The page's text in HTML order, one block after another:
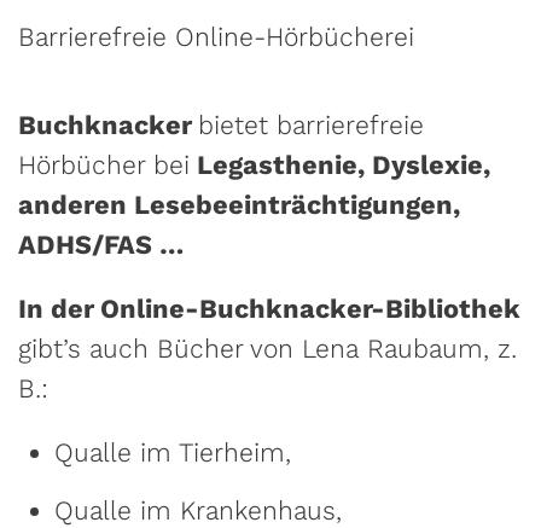
Barrierefreie Online-Hörbücherei
Buchknacker bietet barrierefreie
Hörbücher bei Legasthenie, Dyslexie,
anderen Lesebeeinträchtigungen,
ADHS/FAS …
In der Online-Buchknacker-Bibliothek
gibt’s auch Bücher von Lena Raubaum, z.
B.:
Qualle im Tierheim,
Qualle im Krankenhaus,